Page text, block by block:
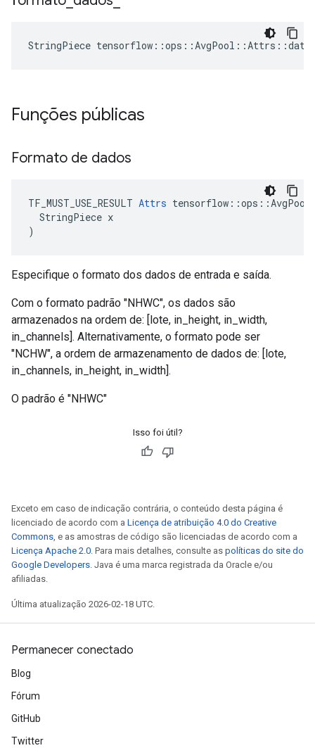
StringPiece
Funções públicas
Formato de dados
TF_MUST_USE_RESULT Attrs
  StringPiece x
)
Especifique o formato dos dados de entrada e saída.
Com o formato padrão "NHWC", os dados são
armazenados na ordem de: [lote, in_height, in_width,
in_channels]. Alternativamente, o formato pode ser
"NCHW", a ordem de armazenamento de dados de: [lote,
in_channels, in_height, in_width].
O padrão é "NHWC"
Isso foi útil?
Exceto em caso de indicação contrária, o conteúdo desta página é
licenciado de acordo com a Licença de atribuição 4.0 do Creative
Commons, e as amostras de código são licenciadas de acordo com a
Licença Apache 2.0. Para mais detalhes, consulte as políticas do site do
Google Developers. Java é uma marca registrada da Oracle e/ou
afiliadas.
Última atualização 2026-02-18 UTC.
Permanecer conectado
Blog
Fórum
GitHub
Twitter